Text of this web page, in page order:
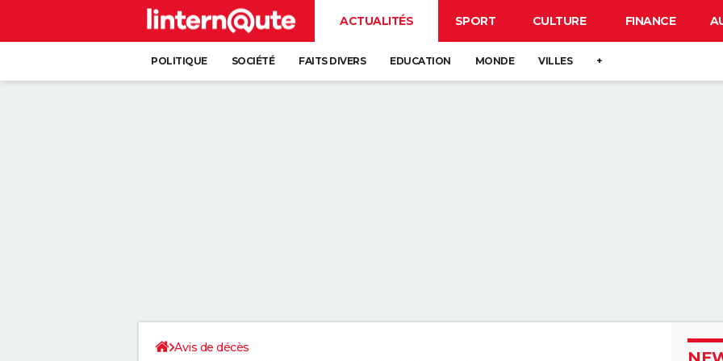
ACTUALITÉS SPORT CULTURE FINANCE
POLITIQUE SOCIÉTÉ FAITS DIVERS EDUCATION MONDE VILLES +
Avis de décès